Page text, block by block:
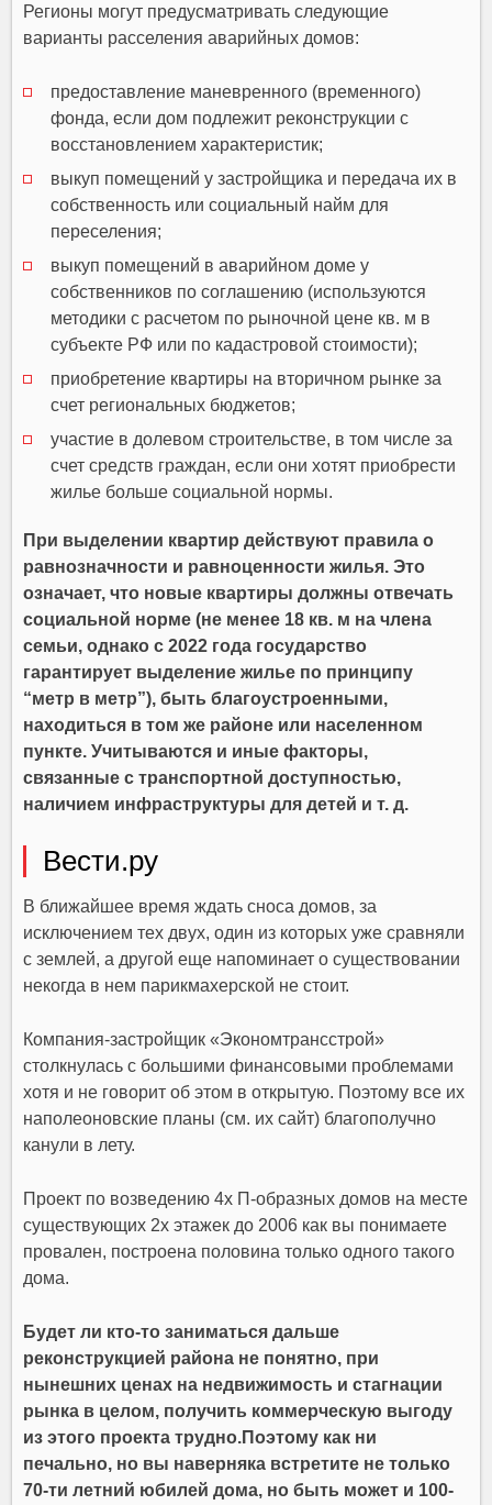
Регионы могут предусматривать следующие
варианты расселения аварийных домов:
предоставление маневренного (временного)
фонда, если дом подлежит реконструкции с
восстановлением характеристик;
выкуп помещений у застройщика и передача их в
собственность или социальный найм для
переселения;
выкуп помещений в аварийном доме у
собственников по соглашению (используются
методики с расчетом по рыночной цене кв. м в
субъекте РФ или по кадастровой стоимости);
приобретение квартиры на вторичном рынке за
счет региональных бюджетов;
участие в долевом строительстве, в том числе за
счет средств граждан, если они хотят приобрести
жилье больше социальной нормы.
При выделении квартир действуют правила о
равнозначности и равноценности жилья. Это
означает, что новые квартиры должны отвечать
социальной норме (не менее 18 кв. м на члена
семьи, однако с 2022 года государство
гарантирует выделение жилье по принципу
“метр в метр”), быть благоустроенными,
находиться в том же районе или населенном
пункте. Учитываются и иные факторы,
связанные с транспортной доступностью,
наличием инфраструктуры для детей и т. д.
Вести.ру
В ближайшее время ждать сноса домов, за
исключением тех двух, один из которых уже сравняли
с землей, а другой еще напоминает о существовании
некогда в нем парикмахерской не стоит.
Компания-застройщик «Экономтрансстрой»
столкнулась с большими финансовыми проблемами
хотя и не говорит об этом в открытую. Поэтому все их
наполеоновские планы (см. их сайт) благополучно
канули в лету.
Проект по возведению 4х П-образных домов на месте
существующих 2х этажек до 2006 как вы понимаете
провален, построена половина только одного такого
дома.
Будет ли кто-то заниматься дальше
реконструкцией района не понятно, при
нынешних ценах на недвижимость и стагнации
рынка в целом, получить коммерческую выгоду
из этого проекта трудно.Поэтому как ни
печально, но вы наверняка встретите не только
70-ти летний юбилей дома, но быть может и 100-